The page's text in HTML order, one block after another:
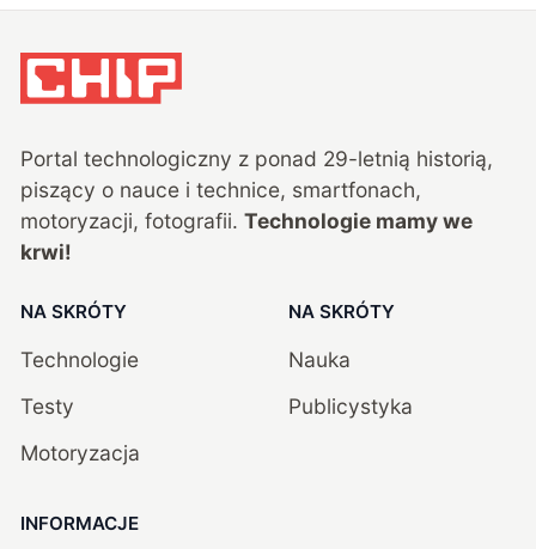
Portal technologiczny z ponad 29-letnią historią,
piszący o nauce i technice, smartfonach,
motoryzacji, fotografii. Technologie mamy we
krwi!
NA SKRÓTY
Technologie
Testy
Motoryzacja
NA SKRÓTY
Nauka
Publicystyka
INFORMACJE